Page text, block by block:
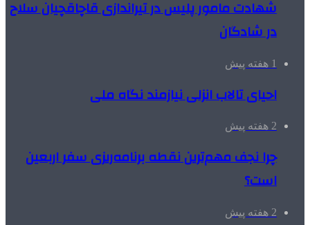
شهادت مامور پلیس در تیراندازی قاچاقچیان سلاح
در شادگان
1 هفته پیش
احیای تالاب انزلی نیازمند نگاه ملی
2 هفته پیش
چرا نجف مهم‌ترین نقطه برنامه‌ریزی سفر اربعین
است؟
2 هفته پیش